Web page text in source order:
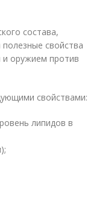
состава,
свойства
и оружием против
свойствами:
липидов в